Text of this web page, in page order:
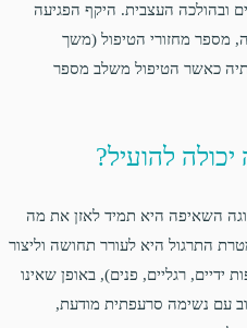
ובהולכה העצבית. היקף הפגיעה
מספר מחזורי הטיפול (משך
כאשר הטיפול משלב מספר
יכולה להועיל?
השאיפה היא תמיד לאזן את מה
התרגול היא לעורר תחושה וליצור
ידיים, רגליים, פנים), באופן שאינו
עם נשימה סרעפתית מודעת,